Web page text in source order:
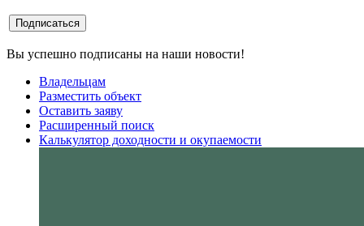
Вы успешно подписаны на наши новости!
Владельцам
Разместить объект
Оставить заяву
Расширенный поиск
Калькулятор доходности и окупаемости